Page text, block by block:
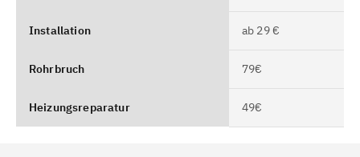
Installation ab 29 €
Rohrbruch 79€
Heizungsreparatur 49€